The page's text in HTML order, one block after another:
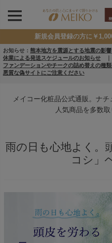
新規会員登録の方に￥
お知らせ： 熊本地方を震源とする地震の影
休業による発送スケジュールのお知らせ
ファンデーションやチークの詰め替えの種
悪質な偽サイトにご注意ください
メイコー化粧品公式通販。ナ
人気商品を多数取
雨の日も心地よく。
コシ」